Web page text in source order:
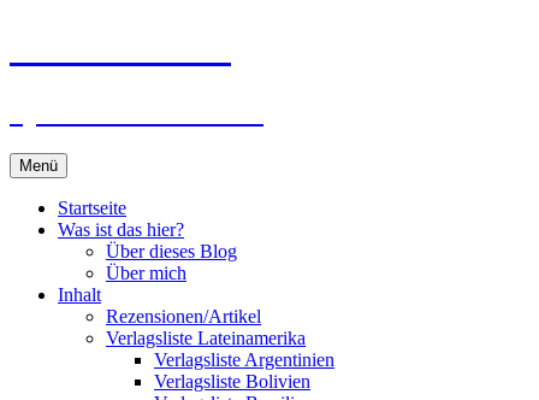
Menü
Startseite
Was ist das hier?
Über dieses Blog
Über mich
Inhalt
Rezensionen/Artikel
Verlagsliste Lateinamerika
Verlagsliste Argentinien
Verlagsliste Bolivien